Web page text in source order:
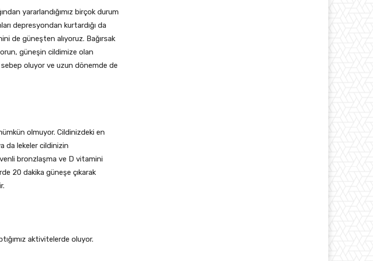
yararlandığımız birçok durum
depresyondan kurtardığı da
de güneşten alıyoruz. Bağırsak
güneşin cildimize olan
sebep oluyor ve uzun dönemde de
olmuyor. Cildinizdeki en
da lekeler cildinizin
bronzlaşma ve D vitamini
20 dakika güneşe çıkarak
aktivitelerde oluyor.